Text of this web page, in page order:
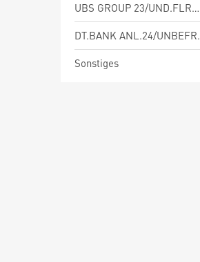
UBS GROUP 23/UND.FLR REGS
DT.BANK ANL.24/UNBEFR.
Sonstiges